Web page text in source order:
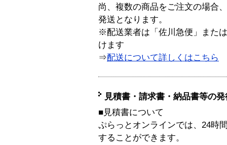
尚、複数の商品をご注文の場合
発送となります。
※配送業者は「佐川急便」また
けます
⇒配送について詳しくはこちら
見積書・請求書・納品書等の
■見積書について
ぷらっとオンラインでは、24時
することができます。